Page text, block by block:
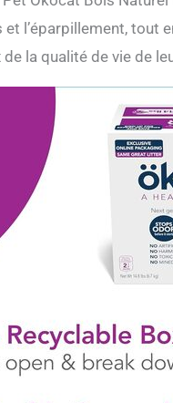
l’éparpillement, tout
la qualité de vie de